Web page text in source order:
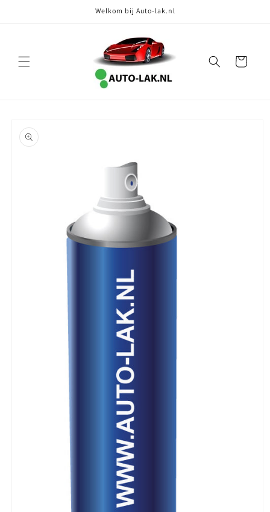
Welkom bij Auto-lak.nl
Winkelwagen